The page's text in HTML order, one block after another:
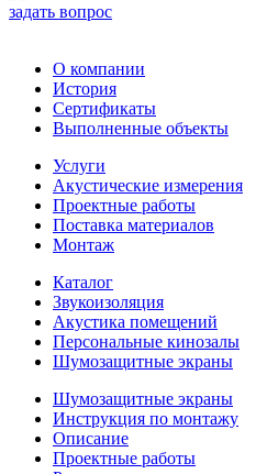
задать вопрос
О компании
История
Сертификаты
Выполненные объекты
Услуги
Акустические измерения
Проектные работы
Поставка материалов
Монтаж
Каталог
Звукоизоляция
Акустика помещений
Персональные кинозалы
Шумозащитные экраны
Шумозащитные экраны
Инструкция по монтажу
Описание
Проектные работы